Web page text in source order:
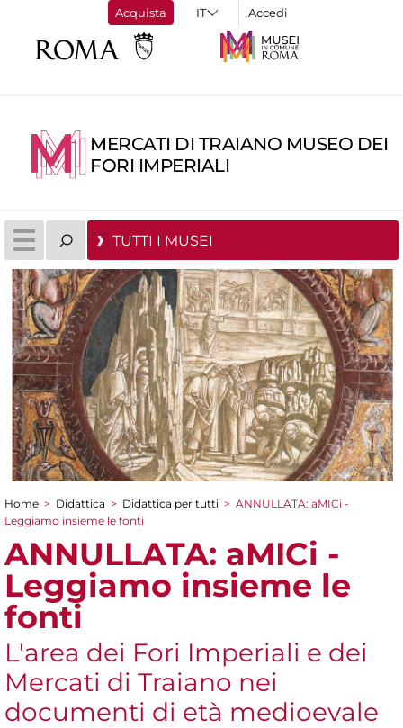
Acquista Accedi
MERCATI DI TRAIANO MUSEO DEI
FORI IMPERIALI
TUTTI I MUSEI
Tu sei qui
Home > Didattica > Didattica per tutti > ANNULLATA: aMICi -
Leggiamo insieme le fonti
ANNULLATA: aMICi -
Leggiamo insieme le
fonti
L'area dei Fori Imperiali e dei
Mercati di Traiano nei
documenti di età medioevale